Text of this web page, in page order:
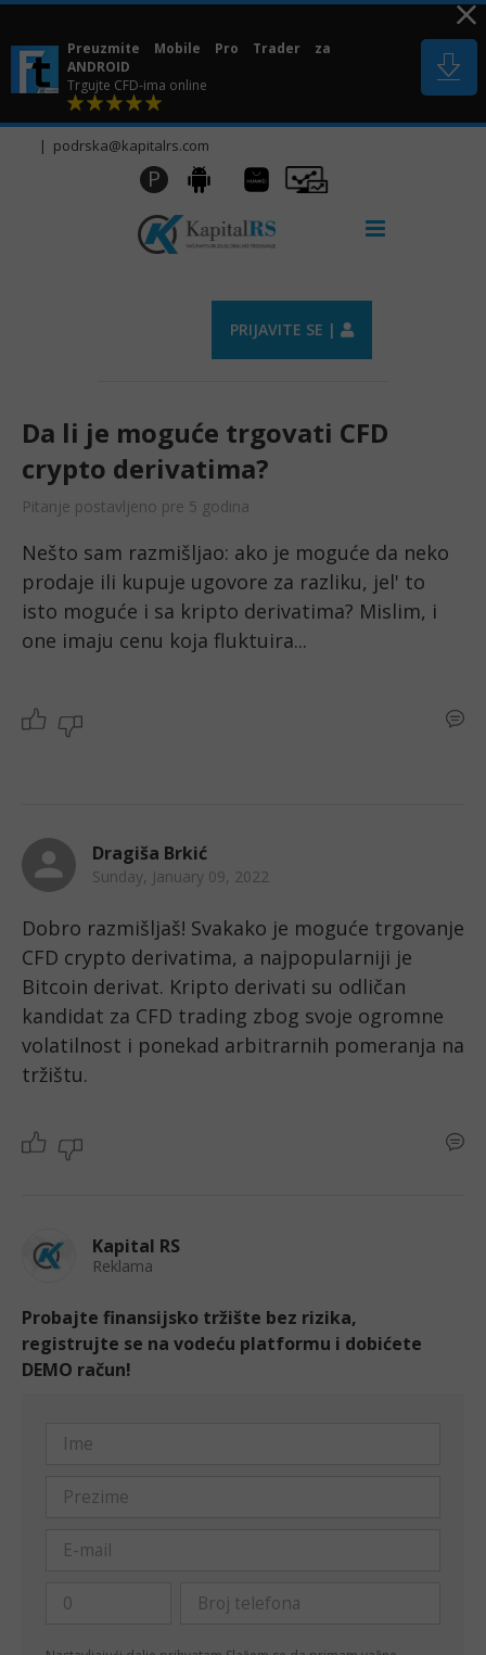
Skip
content
Preuzmite Mobile Pro Trader za
ANDROID
Trgujte CFD-ima online
| podrska@kapitalrs.com
P Android
Huawei
AppGallery
Pro
Trader
PRIJAVITE SE |
Da li je moguće trgovati CFD
crypto derivatima?
Pitanje postavljeno pre 5 godina
Nešto sam razmišljao: ako je moguće da neko
prodaje ili kupuje ugovore za razliku, jel' to
isto moguće i sa kripto derivatima? Mislim, i
one imaju cenu koja fluktuira...
Dragiša Brkić
Sunday, January 09, 2022
Dobro razmišljaš! Svakako je moguće trgovanje
CFD crypto derivatima, a najpopularniji je
Bitcoin derivat. Kripto derivati su odličan
kandidat za CFD trading zbog svoje ogromne
volatilnost i ponekad arbitrarnih pomeranja na
tržištu.
Kapital RS
Reklama
Probajte finansijsko tržište bez rizika,
registrujte se na vodeću platformu i dobićete
DEMO račun!